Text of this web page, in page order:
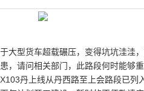
型货车超载碾压，变得坑坑洼洼
，请问相关部门，此路段何时能够重
丹上线从丹西路至上会路段已列